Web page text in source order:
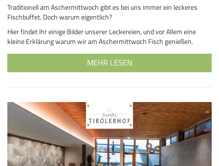
Traditionell am Aschermittwoch gibt es bei uns immer ein leckeres
Fischbuffet. Doch warum eigentlich?
Hier findet ihr einige Bilder unserer Leckereien, und vor Allem eine
kleine Erklärung warum wir am Aschermittwoch Fisch genießen.
MEHR LESEN